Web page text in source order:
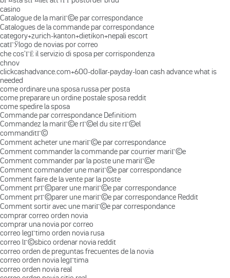
casino
Catalogue de la mariГ©e par correspondance
Catalogues de la commande par correspondance
category+zurich-kanton+dietikon+nepali escort
catГЎlogo de novias por correo
che cos'ГЁ il servizio di sposa per corrispondenza
chnov
clickcashadvance.com+600-dollar-payday-loan cash advance what is
needed
come ordinare una sposa russa per posta
come preparare un ordine postale sposa reddit
come spedire la sposa
Commande par correspondance Definitiom
Commandez la mariГ©e rГ©el du site rГ©el
commanditГ©
Comment acheter une mariГ©e par correspondance
Comment commander la commande par courrier mariГ©e
Comment commander par la poste une mariГ©e
Comment commander une mariГ©e par correspondance
Comment faire de la vente par la poste
Comment prГ©parer une mariГ©e par correspondance
Comment prГ©parer une mariГ©e par correspondance Reddit
Comment sortir avec une mariГ©e par correspondance
comprar correo orden novia
comprar una novia por correo
correo legГ­timo orden novia rusa
correo lГ©sbico ordenar novia reddit
correo orden de preguntas frecuentes de la novia
correo orden novia legГ­tima
correo orden novia real